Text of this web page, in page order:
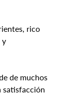
rico
y
de muchos
satisfacción